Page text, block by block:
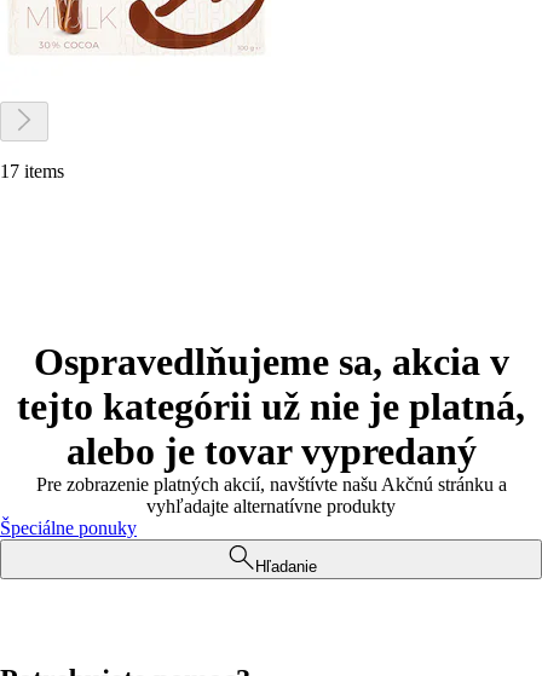
17 items
Ospravedlňujeme sa, akcia v
tejto kategórii už nie je platná,
alebo je tovar vypredaný
Pre zobrazenie platných akcií, navštívte našu Akčnú stránku a
vyhľadajte alternatívne produkty
Špeciálne ponuky
Hľadanie